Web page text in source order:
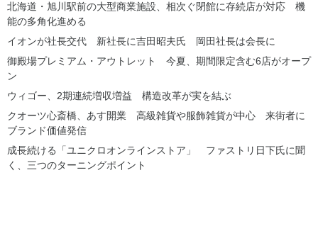
北海道・旭川駅前の大型商業施設、相次ぐ閉館に存続店が対応 機
能の多角化進める
イオンが社長交代 新社長に吉田昭夫氏 岡田社長は会長に
御殿場プレミアム・アウトレット 今夏、期間限定含む6店がオープ
ン
ウィゴー、2期連続増収増益 構造改革が実を結ぶ
クオーツ心斎橋、あす開業 高級雑貨や服飾雑貨が中心 来街者に
ブランド価値発信
成長続ける「ユニクロオンラインストア」 ファストリ日下氏に聞
く、三つのターニングポイント